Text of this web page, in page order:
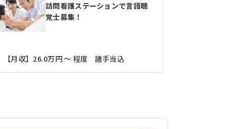
訪問看護ステーションで言語聴
覚士募集！
【月収】26.0万円 ～ 程度 諸手当込